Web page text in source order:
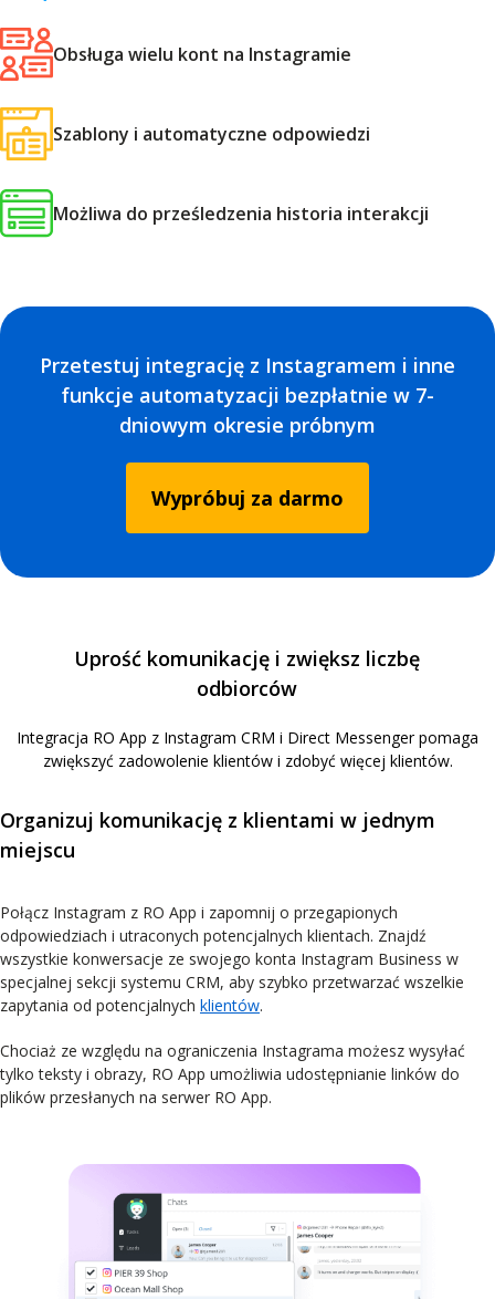
Obsługa wielu kont na Instagramie
Szablony i automatyczne odpowiedzi
Możliwa do prześledzenia historia interakcji
Przetestuj integrację z Instagramem i inne
funkcje automatyzacji bezpłatnie w 7-
dniowym okresie próbnym
Wypróbuj za darmo
Uprość komunikację i zwiększ liczbę
odbiorców
Integracja RO App z Instagram CRM i Direct Messenger pomaga
zwiększyć zadowolenie klientów i zdobyć więcej klientów.
Organizuj komunikację z klientami w jednym
miejscu
Połącz Instagram z RO App i zapomnij o przegapionych
odpowiedziach i utraconych potencjalnych klientach. Znajdź
wszystkie konwersacje ze swojego konta Instagram Business w
specjalnej sekcji systemu CRM, aby szybko przetwarzać wszelkie
zapytania od potencjalnych klientów.
Chociaż ze względu na ograniczenia Instagrama możesz wysyłać
tylko teksty i obrazy, RO App umożliwia udostępnianie linków do
plików przesłanych na serwer RO App.